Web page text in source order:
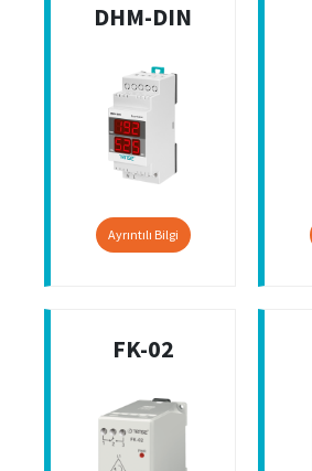
DHM-DIN
Ayrıntılı Bilgi
FK-02